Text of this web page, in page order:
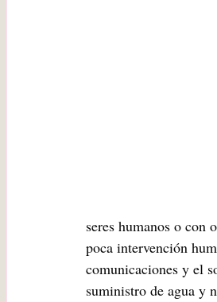
seres humanos o con
poca intervención
comunicaciones y el
suministro de agua y